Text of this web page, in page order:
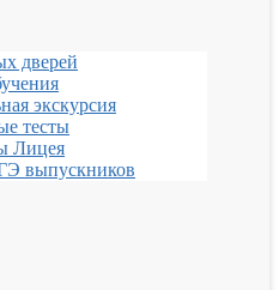
дверей
экскурсия
тесты
Лицея
выпускников